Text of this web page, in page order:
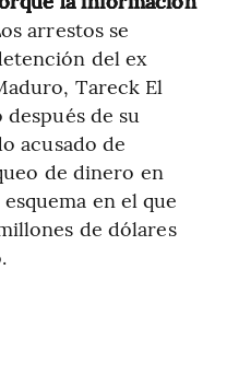
arrestos se
del ex
Tareck El
de su
acusado de
de dinero en
en el que
de dólares